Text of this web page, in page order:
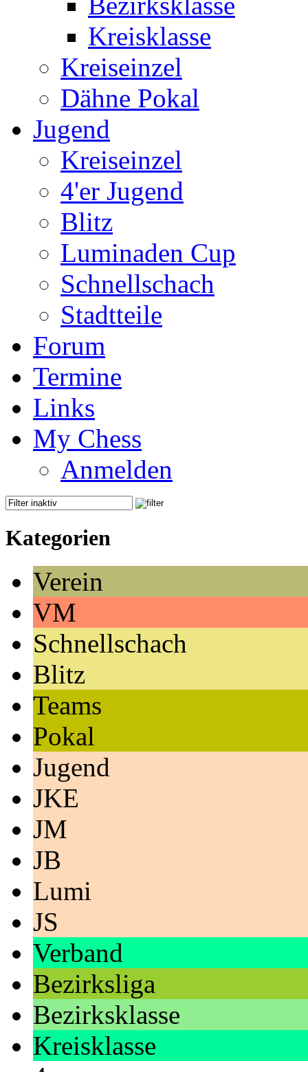
Kreisklasse
Kreiseinzel
Dähne Pokal
Jugend
Kreiseinzel
4'er Jugend
Blitz
Luminaden Cup
Schnellschach
Stadtteile
Forum
Termine
Links
My Chess
Anmelden
Kategorien
Verein
VM
Schnellschach
Blitz
Teams
Pokal
Jugend
JKE
JM
JB
Lumi
JS
Verband
Bezirksliga
Bezirksklasse
Kreisklasse